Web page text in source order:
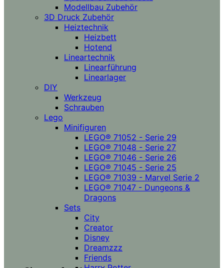
Modellbau Zubehör
3D Druck Zubehör
Heiztechnik
Heizbett
Hotend
Lineartechnik
Linearführung
Linearlager
DIY
Werkzeug
Schrauben
Lego
Minifiguren
LEGO® 71052 - Serie 29
LEGO® 71048 - Serie 27
LEGO® 71046 - Serie 26
LEGO® 71045 - Serie 25
LEGO® 71039 - Marvel Serie 2
LEGO® 71047 - Dungeons &
Dragons
Sets
City
Creator
Disney
Dreamzzz
Friends